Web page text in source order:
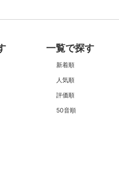
一覧で探す
新着順
人気順
評価順
50音順